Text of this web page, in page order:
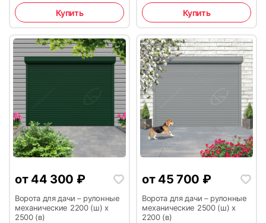
21 22
23 24
Купить Купить
от 44 300 ₽
Ворота для дачи – рулонные
механические 2200 (ш) х
2500 (в)
от 45 700 ₽
Ворота для дачи – рулонные
механические 2500 (ш) х
2200 (в)